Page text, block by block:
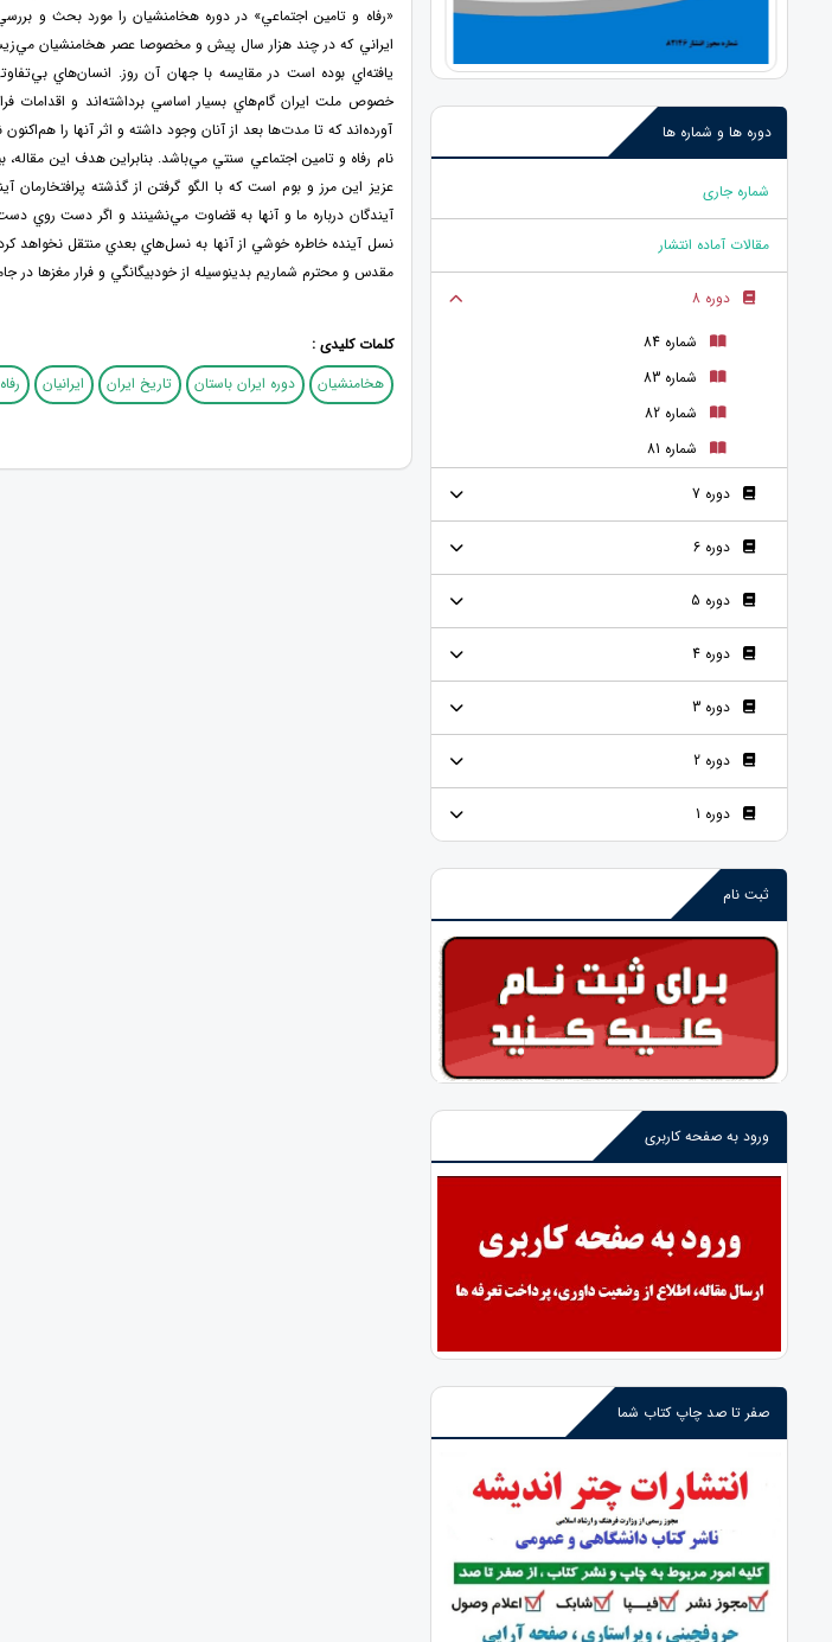
دوره ها و شماره ها
شماره جاری
مقالات آماده انتشار
دوره 8
شماره 84
شماره 83
شماره 82
شماره 81
دوره 7
دوره 6
دوره 5
دوره 4
دوره 3
دوره 2
دوره 1
ثبت نام
ورود به صفحه کاربری
صفر تا صد چاپ کتاب شما
«رفاه و تامين اجتماعي» در دوره هخامنشيان را مورد بحث و
ايراني كه در چند هزار سال پيش و مخصوصا عصر هخامنشيان
يافته‌اي بوده است در مقايسه با جهان آن روز. انسان‌هاي
خصوص ملت ايران گام‌هاي بسيار اساسي برداشته‌اند و اقدامات
آورده‌اند كه تا مدت‌ها بعد از آنان وجود داشته و اثر آنها را
نام رفاه و تامين اجتماعي سنتي مي‌باشد. بنابراين هدف اين
عزيز اين مرز و بوم است كه با الگو گرفتن از گذشته پرافتخارمان
آيندگان درباره ما و آنها به قضاوت مي‌نشينند و اگر دست روي
نسل آينده خاطره خوشي از آنها به نسل‌هاي بعدي منتقل نخواهد
مقدس و محترم شماريم بدينوسيله از خودبيگانگي و فرار مغزها در
کلمات کلیدی :
هخامنشیان
دوره ایران باستان تاریخ ایران ایرانیان